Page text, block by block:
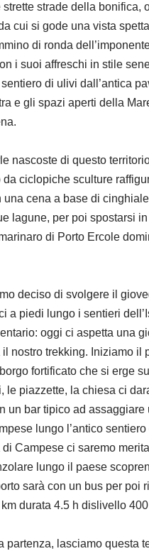
strade della bonifica,
cui si gode una vista
di ronda
i suoi affreschi in stile
di ulivi dall’antica
e gli spazi aperti della
nascoste di questo
da ciclopiche sculture
cena a base di
lagune, per poi spostarsi
di Porto Ercole
deciso di svolgere il
a piedi lungo i sentieri
oggi ci aspetta una
nostro trekking. Iniziamo
fortificato che si erge
le piazzette, la chiesa ci
un bar tipico ad
lungo l’antico
Campese ci saremo
lungo il paese
sarà con un bus per poi
durata 4.5 h dislivello
partenza, lasciamo questa